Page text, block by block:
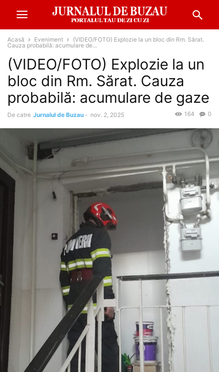
Acasă Eveniment
(VIDEO/FOTO) Explozie la un bloc din Rm. Sărat.
Cauza probabilă: acumulare de...
(VIDEO/FOTO) Explozie la un
bloc din Rm. Sărat. Cauza
probabilă: acumulare de gaze
De catre Jurnalul de Buzau - nov. 2, 2025 0
164